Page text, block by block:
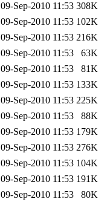
09-Sep-2010 11:53 308K
09-Sep-2010 11:53 102K
09-Sep-2010 11:53 216K
09-Sep-2010 11:53
63K
09-Sep-2010 11:53
81K
09-Sep-2010 11:53 133K
09-Sep-2010 11:53 225K
09-Sep-2010 11:53
88K
09-Sep-2010 11:53 179K
09-Sep-2010 11:53 276K
09-Sep-2010 11:53 104K
09-Sep-2010 11:53 191K
09-Sep-2010 11:53
80K